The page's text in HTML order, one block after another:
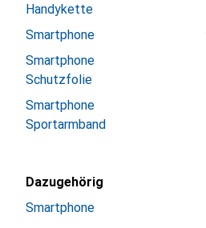
Handykette
Smartphone
Smartphone
Schutzfolie
Smartphone
Sportarmband
Dazugehörig
Smartphone